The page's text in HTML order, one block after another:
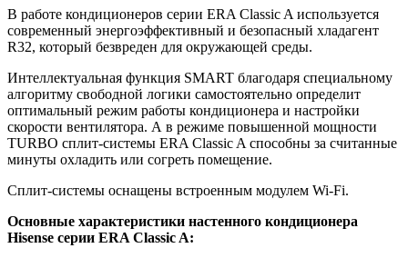
В работе кондиционеров серии ERA Classic A используется
современный энергоэффективный и безопасный хладагент
R32, который безвреден для окружающей среды.
Интеллектуальная функция SMART благодаря специальному
алгоритму свободной логики самостоятельно определит
оптимальный режим работы кондиционера и настройки
скорости вентилятора. А в режиме повышенной мощности
TURBO сплит-системы ERA Classic A способны за считанные
минуты охладить или согреть помещение.
Сплит-системы оснащены встроенным модулем Wi-Fi.
Основные характеристики настенного кондиционера
Hisense серии ERA Classic A: